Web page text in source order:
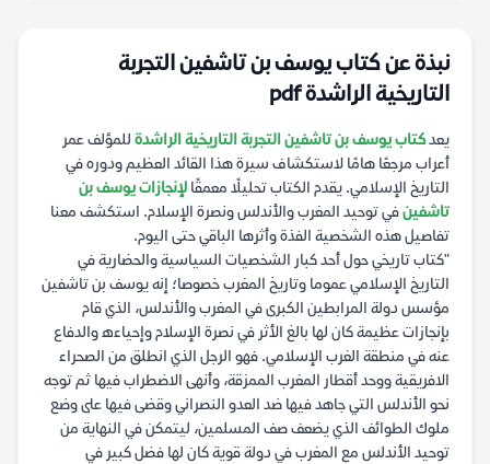
نبذة عن كتاب يوسف بن تاشفين التجربة
التاريخية الراشدة pdf
يعدكتاب يوسف بن تاشفين التجربة التاريخية الراشدة للمؤلف عمر
أعراب مرجعًا هامًا لاستكشاف سيرة هذا القائد العظيم ودوره في
التاريخ الإسلامي. يقدم الكتاب تحليلًا معمقًا لإنجازات يوسف بن
تاشفينفي توحيد المغرب والأندلس ونصرة الإسلام. استكشف معنا
تفاصيل هذه الشخصية الفذة وأثرها الباقي حتى اليوم.
"كتاب تاريخي حول أحد كبار الشخصيات السياسية والحضارية في
التاريخ الإسلامي عموما وتاريخ المغرب خصوصا؛ إنه يوسف بن تاشفين
مؤسس دولة المرابطين الكبرى في المغرب والأندلس، الذي قام
بإنجازات عظيمة كان لها بالغ الأثر في نصرة الإسلام وإحياءه والدفاع
عنه في منطقة الغرب الإسلامي. فهو الرجل الذي انطلق من الصحراء
الافريقية ووحد أقطار المغرب الممزقة، وأنهى الاضطراب فيها ثم توجه
نحو الأندلس التي جاهد فيها ضد العدو النصراني وقضى فيها على وضع
ملوك الطوائف الذي يضعف صف المسلمين، ليتمكن في النهاية من
توحيد الأندلس مع المغرب في دولة قوية كان لها فضل كبير في